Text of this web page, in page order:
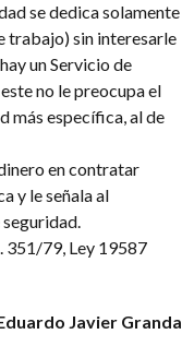
se dedica solamente
trabajo) sin interesarle
un Servicio de
no le preocupa el
más específica, al de
en contratar
y le señala al
351/79, Ley 19587
Javier Granda